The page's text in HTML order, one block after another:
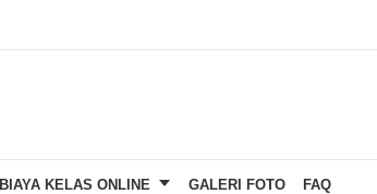
BIAYA KELAS ONLINE GALERI FOTO FAQ